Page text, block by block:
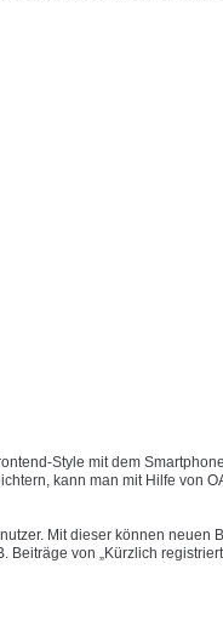
Style mit dem
kann man mit Hilfe von
Mit dieser können neuen
von „Kürzlich